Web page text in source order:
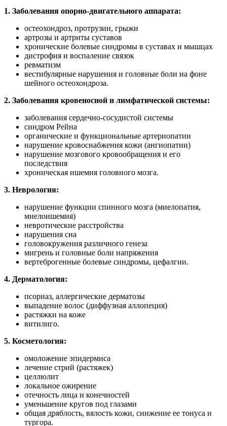
1. Заболевания опорно-двигательного аппарата:
остеохондроз, протрузии, грыжи
артрозы и артриты суставов
хронические болевые синдромы в суставах и мышцах
дистрофия и воспаление связок
ревматизм
вестибулярные нарушения и головные боли на фоне
шейного остеохондроза.
2. Заболевания кровеносной и лимфатической системы:
заболевания сердечно-сосудистой системы
синдром Рейна
органические и функциональные артериопатии
нарушение кровоснабжения кожи (ангиопатии)
нарушение мозгового кровообращения и его
последствия
хроническая ишемия головного мозга.
3. Неврология:
нарушение функции спинного мозга (миелопатия,
миелоишемия)
невротические расстройства
нарушения сна
головокружения различного генеза
мигрень и головные боли напряжения
вертеброгенные болевые синдромы, цефалгии.
4. Дерматология:
псориаз, аллергические дерматозы
выпадение волос (диффузная аллопеция)
растяжки на коже
витилиго.
5. Косметология:
омоложение эпидермиса
лечение стрий (растяжек)
целлюлит
локальное ожирение
отечность лица и конечностей
уменьшение кругов под глазами
общая дряблость, вялость кожи, снижение ее тонуса и
тургора.